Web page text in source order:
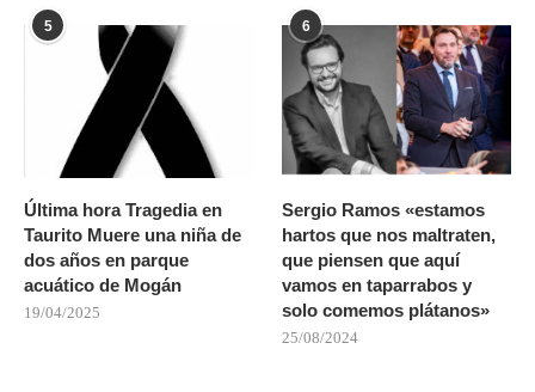
5
Última hora Tragedia en
Taurito Muere una niña de
dos años en parque
acuático de Mogán
19/04/2025
6
Sergio Ramos «estamos
hartos que nos maltraten,
que piensen que aquí
vamos en taparrabos y
solo comemos plátanos»
25/08/2024